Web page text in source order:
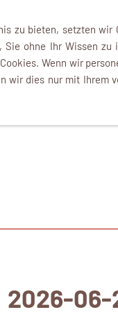
2026-06-
zu bieten, setzten
ohne Ihr Wissen
Wenn wir
wir dies nur mit Ihrem